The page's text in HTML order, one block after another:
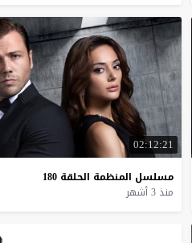
02:12:21
مسلسل المنظمة الحلقة 180
منذ 3 أشهر